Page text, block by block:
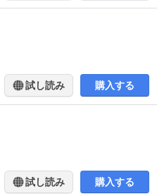
試し読み 購入する
試し読み 購入する